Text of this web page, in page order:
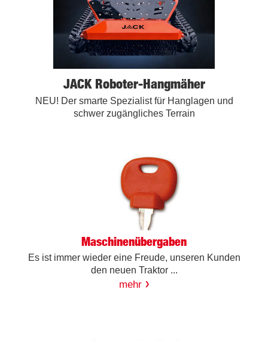
JACK Roboter-Hangmäher
NEU! Der smarte Spezialist für Hanglagen und
schwer zugängliches Terrain
Maschinenübergaben
Es ist immer wieder eine Freude, unseren Kunden
den neuen Traktor ...
mehr